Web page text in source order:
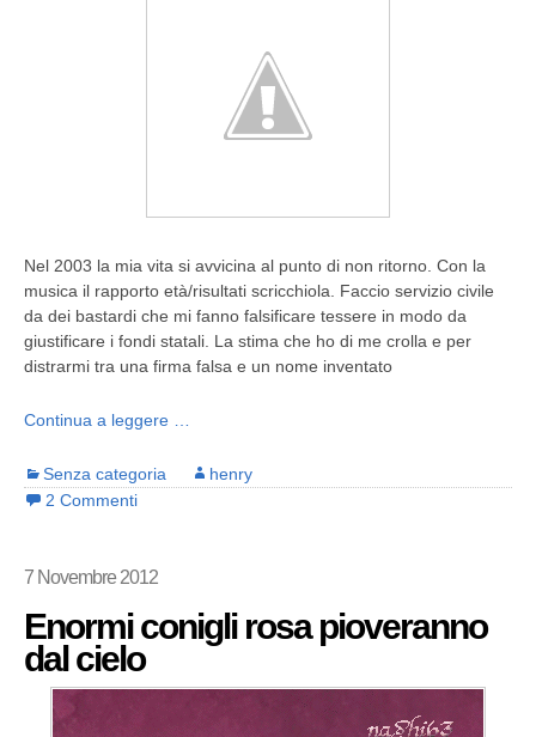
Nel 2003 la mia vita si avvicina al punto di non ritorno. Con la
musica il rapporto età/risultati scricchiola. Faccio servizio civile
da dei bastardi che mi fanno falsificare tessere in modo da
giustificare i fondi statali. La stima che ho di me crolla e per
distrarmi tra una firma falsa e un nome inventato
Continua a leggere …
Senza categoria
henry
2 Commenti
7 Novembre 2012
Enormi conigli rosa pioveranno
dal cielo